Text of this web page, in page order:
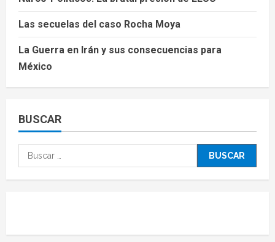
Las secuelas del caso Rocha Moya
La Guerra en Irán y sus consecuencias para
México
BUSCAR